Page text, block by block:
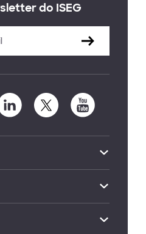
do ISEG